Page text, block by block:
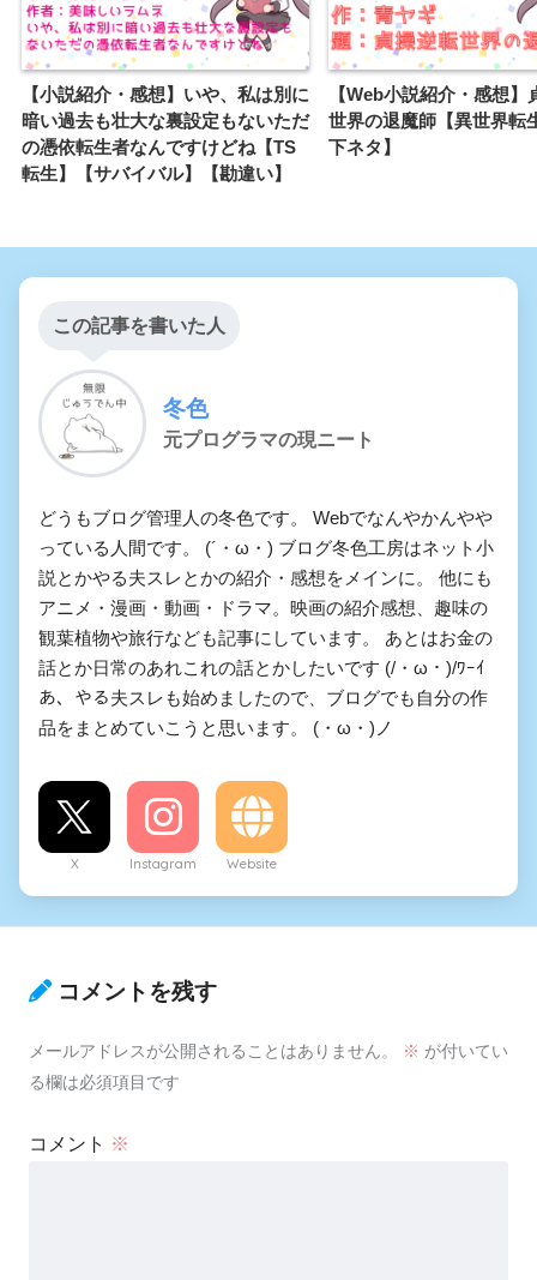
【小説紹介・感想】いや、私は別に
暗い過去も壮大な裏設定もないただ
の憑依転生者なんですけどね【TS
転生】【サバイバル】【勘違い】
【Web小説紹介・感想】
世界の退魔師【異世界転
下ネタ】
この記事を書いた人
冬色
元プログラマの現ニート
どうもブログ管理人の冬色です。 Webでなんやかんやや
っている人間です。 (´・ω・) ブログ冬色工房はネット小
説とかやる夫スレとかの紹介・感想をメインに。 他にも
アニメ・漫画・動画・ドラマ。映画の紹介感想、趣味の
観葉植物や旅行なども記事にしています。 あとはお金の
話とか日常のあれこれの話とかしたいです (/・ω・)/ﾜｰｲ
あ、やる夫スレも始めましたので、ブログでも自分の作
品をまとめていこうと思います。 (・ω・)ノ
X Instagram Website
コメントを残す
メールアドレスが公開されることはありません。 ※ が付いてい
る欄は必須項目です
コメント ※